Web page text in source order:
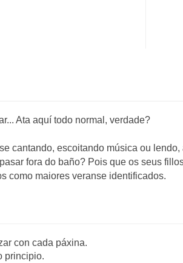
Ata aquí todo normal, verdade?
cantando, escoitando música ou
fora do baño? Pois que os seus
como maiores veranse identificados.
con cada páxina.
principio.